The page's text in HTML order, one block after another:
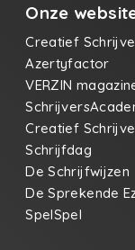
Onze
Creatief
Azertyfactor
VERZIN
Creatief
Schrijfdag
De Schrijfwijzen
De Sprekende
SpelSpel